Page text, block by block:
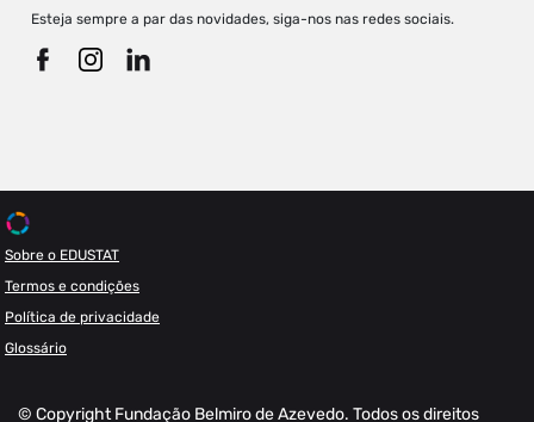
Esteja sempre a par das novidades, siga-nos nas redes sociais.
Sobre o EDUSTAT
Termos e condições
Política de privacidade
Glossário
© Copyright Fundação Belmiro de Azevedo. Todos os direitos